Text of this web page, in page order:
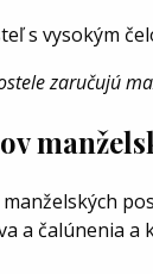
zaručujú
a čalúnenia a